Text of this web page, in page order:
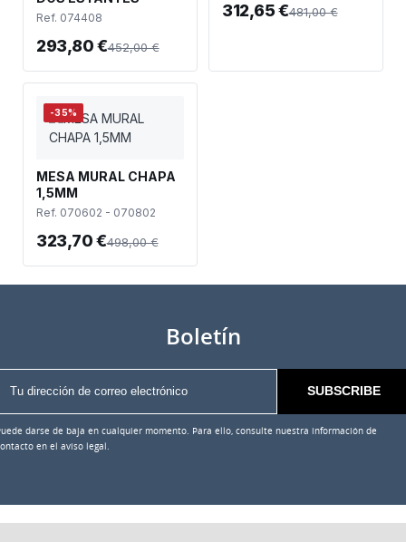
Ref. 074408
293,80 €452,00 €
312,65 €481,00 €
-35%
MESA MURAL CHAPA
1,5MM
Ref. 070602 - 070802
323,70 €498,00 €
Boletín
darse de baja en cualquier momento. Para ello, consulte nuestra información de
en el aviso legal.